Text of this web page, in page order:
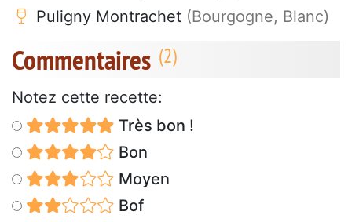
Puligny Montrachet (Bourgogne, Blanc)
Commentaires
Notez cette recette:
Très bon !
Bon
Moyen
Bof